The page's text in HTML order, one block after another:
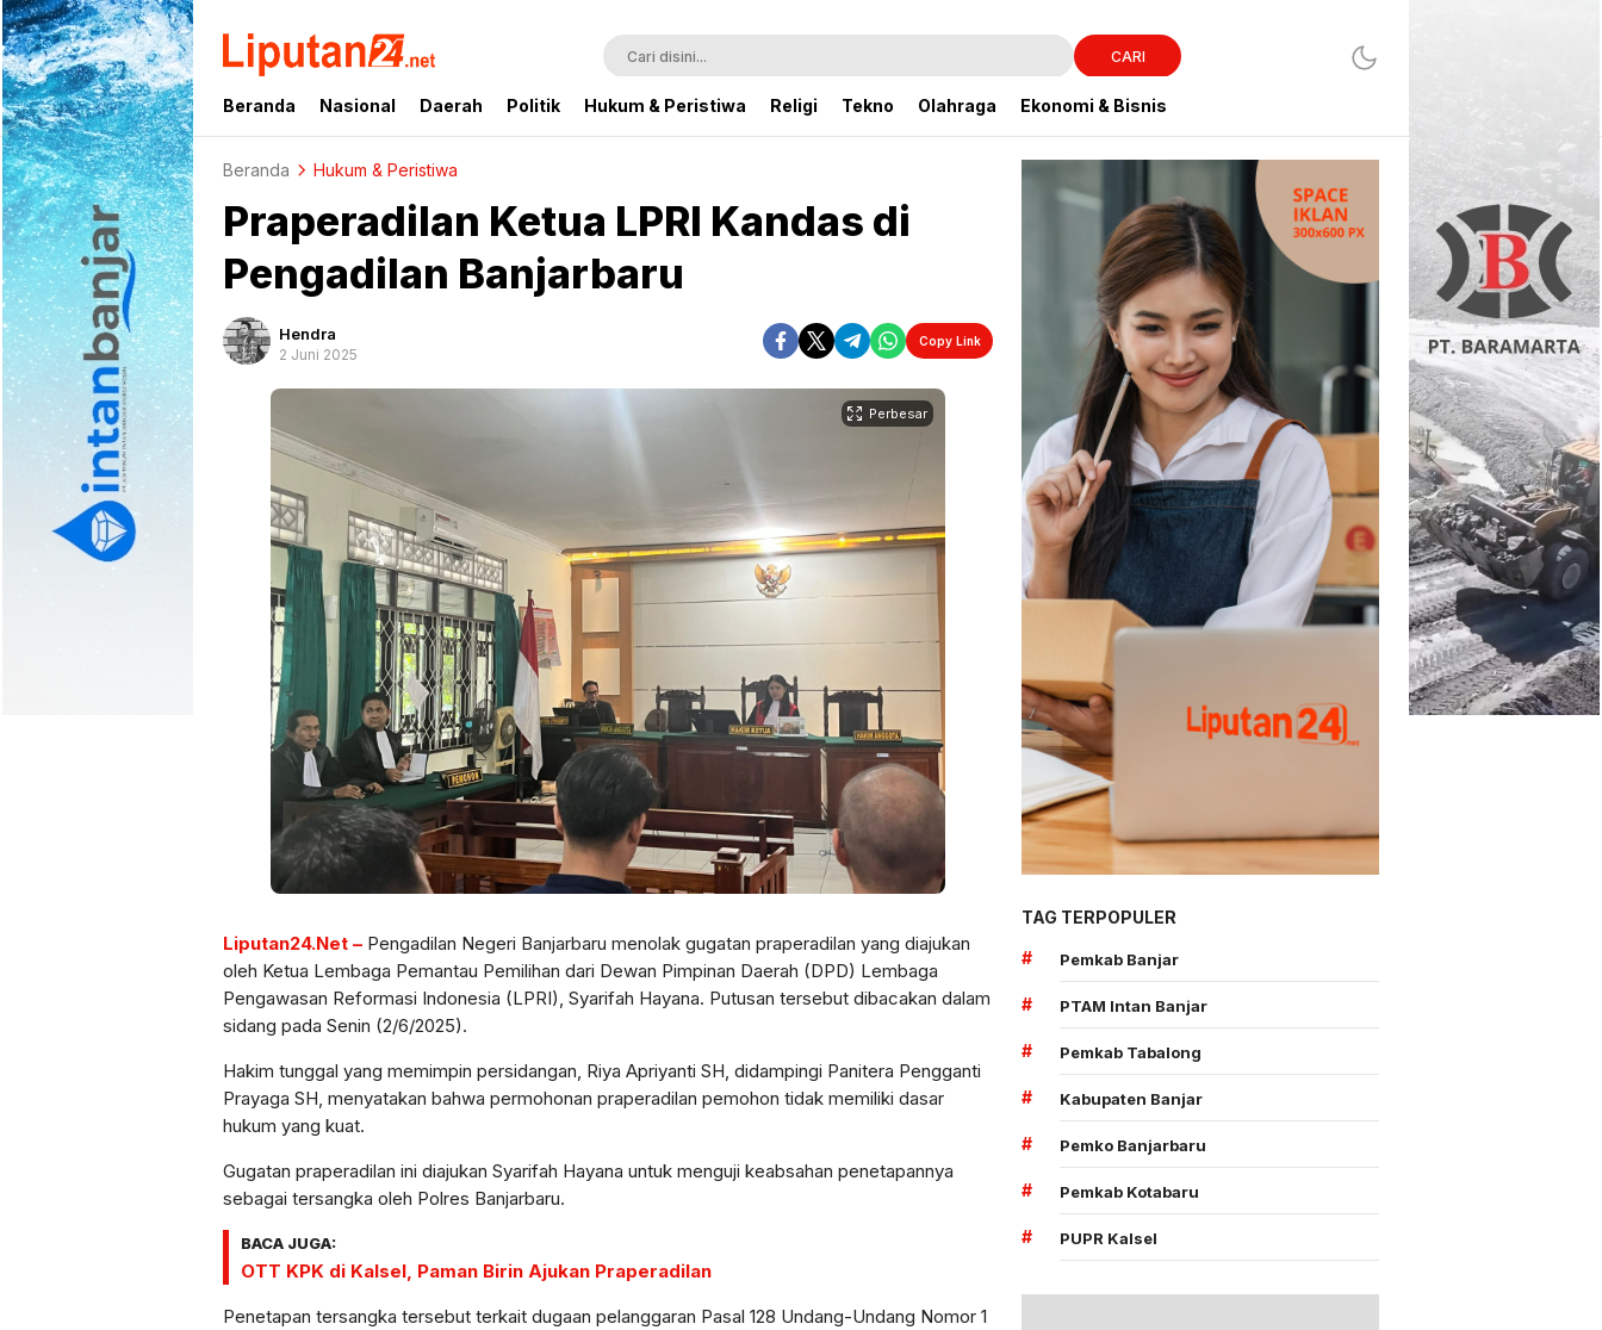
liputan24.net
CARI
Beranda Nasional Daerah Politik Hukum & Peristiwa Religi Tekno Olahraga Ekonomi & Bisnis
Beranda Hukum & Peristiwa
Praperadilan Ketua LPRI Kandas di
Pengadilan Banjarbaru
Hendra
2 Juni 2025
Copy Link
Perbesar
Liputan24.Net – Pengadilan Negeri Banjarbaru menolak gugatan praperadilan yang diajukan
oleh Ketua Lembaga Pemantau Pemilihan dari Dewan Pimpinan Daerah (DPD) Lembaga
Pengawasan Reformasi Indonesia (LPRI), Syarifah Hayana. Putusan tersebut dibacakan dalam
sidang pada Senin (2/6/2025).
Hakim tunggal yang memimpin persidangan, Riya Apriyanti SH, didampingi Panitera Pengganti
Prayaga SH, menyatakan bahwa permohonan praperadilan pemohon tidak memiliki dasar
hukum yang kuat.
Gugatan praperadilan ini diajukan Syarifah Hayana untuk menguji keabsahan penetapannya
sebagai tersangka oleh Polres Banjarbaru.
BACA JUGA:
OTT KPK di Kalsel, Paman Birin Ajukan Praperadilan
Penetapan tersangka tersebut terkait dugaan pelanggaran Pasal 128 Undang-Undang Nomor 1
TAG TERPOPULER
#
Pemkab Banjar
# PTAM Intan Banjar
# Pemkab Tabalong
# Kabupaten Banjar
# Pemko Banjarbaru
# Pemkab Kotabaru
# PUPR Kalsel